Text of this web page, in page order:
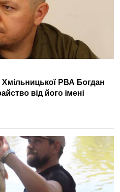
РВА Богдан
від його імені